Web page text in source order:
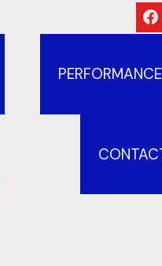
PERFORMANCE